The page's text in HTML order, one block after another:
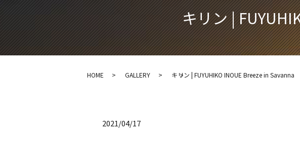
キリン |
HOME GALLERY キリン | FUYUHIKO INOUE Breeze in Savanna
2021/04/17